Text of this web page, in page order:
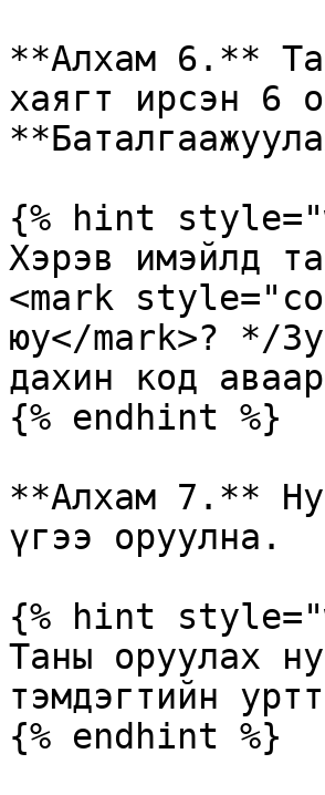
**Алхам 6.** Та
хаягт ирсэн 6
{% hint
Хэрэв имэйлд
<mark
юу</mark>? */
дахин код
{% endhint %}
**Алхам 7.**
үгээ оруулна.
{% hint
Таны оруулах
тэмдэгтийн
{% endhint %}